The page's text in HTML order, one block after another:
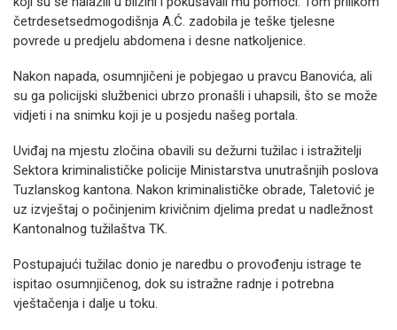
četrdesetsedmogodišnja A.Ć. zadobila je teške tjelesne
povrede u predjelu abdomena i desne natkoljenice.
Nakon napada, osumnjičeni je pobjegao u pravcu Banovića, ali
su ga policijski službenici ubrzo pronašli i uhapsili, što se može
vidjeti i na snimku koji je u posjedu našeg portala.
Uviđaj na mjestu zločina obavili su dežurni tužilac i istražitelji
Sektora kriminalističke policije Ministarstva unutrašnjih poslova
Tuzlanskog kantona. Nakon kriminalističke obrade, Taletović je
uz izvještaj o počinjenim krivičnim djelima predat u nadležnost
Kantonalnog tužilaštva TK.
Postupajući tužilac donio je naredbu o provođenju istrage te
ispitao osumnjičenog, dok su istražne radnje i potrebna
vještačenja i dalje u toku.